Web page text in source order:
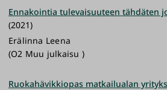
Ennakointia tulevaisuuteen tähdäten
(2021)
Erälinna Leena
(O2 Muu julkaisu )
Ruokahävikkiopas matkailualan